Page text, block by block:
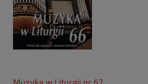
Muzyka w Liturgii nr 67